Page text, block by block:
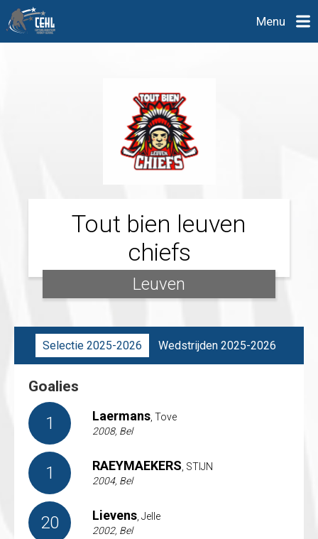
Menu
Tout bien leuven
chiefs
Leuven
Selectie 2025-2026 Wedstrijden 2025-2026
Goalies
1 Laermans , Tove
2008, Bel
1 RAEYMAEKERS , STIJN
2004, Bel
20 Lievens , Jelle
2002, Bel